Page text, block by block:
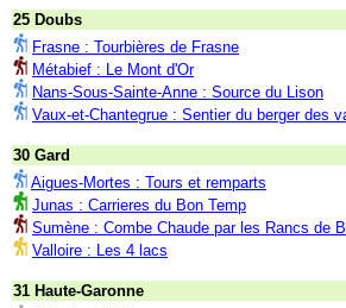
25 Doubs
Frasne : Tourbières de Frasne
Métabief : Le Mont d'Or
Nans-Sous-Sainte-Anne : Source du Lison
Vaux-et-Chantegrue : Sentier du berger des
30 Gard
Aigues-Mortes : Tours et remparts
Junas : Carrieres du Bon Temp
Sumène : Combe Chaude par les Rancs de
Valloire : Les 4 lacs
31 Haute-Garonne